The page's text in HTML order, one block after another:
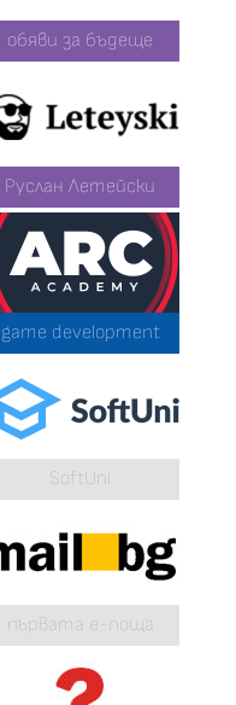
обяви за бъдеще
Руслан Летейски
game development
SoftUni
първата е-поща